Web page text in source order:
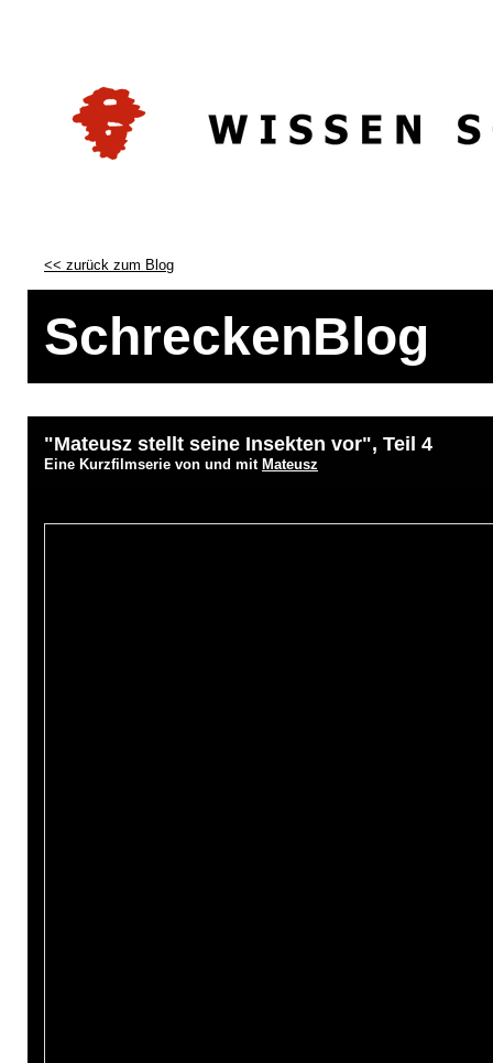
<< zurück zum Blog
SchreckenBlog
"Mateusz stellt seine Insekten vor", Teil 4
Eine Kurzfilmserie von und mit Mateusz